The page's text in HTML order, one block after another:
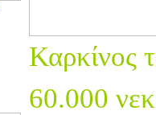
Καρκίνος
60.000